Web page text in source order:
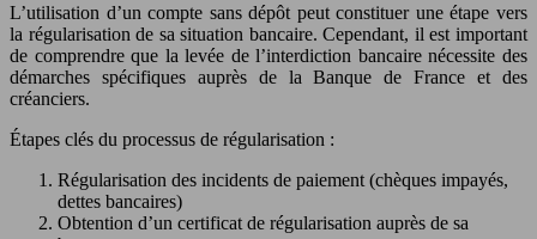
L’utilisation d’un compte sans dépôt peut constituer une étape vers
la régularisation de sa situation bancaire. Cependant, il est important
de comprendre que la levée de l’interdiction bancaire nécessite des
démarches spécifiques auprès de la Banque de France et des
créanciers.
Étapes clés du processus de régularisation :
Régularisation des incidents de paiement (chèques impayés,
dettes bancaires)
Obtention d’un certificat de régularisation auprès de sa